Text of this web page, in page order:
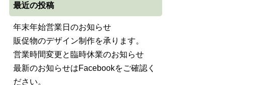
最近の投稿
年末年始営業日のお知らせ
販促物のデザイン制作を承ります。
営業時間変更と臨時休業のお知らせ
最新のお知らせはFacebookをご確認く
ださい。